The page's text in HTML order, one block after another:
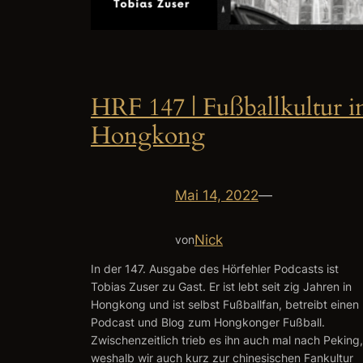
HRF 147 | Fußballkultur
Hongkong
Mai 14, 2022—
vonNick
In der 147. Ausgabe des Hörfehler Podcasts ist
Tobias Zuser zu Gast. Er ist lebt seit zig Jahren in
Hongkong und ist selbst Fußballfan, betreibt einen
Podcast und Blog zum Hongkonger Fußball.
Zwischenzeitlich trieb es ihn auch mal nach Peking,
weshalb wir auch kurz zur chinesischen Fankultur